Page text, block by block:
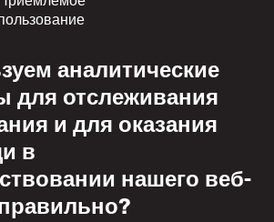
взаимного
аналитические
для отслеживания
и для оказания
в
нашего веб-